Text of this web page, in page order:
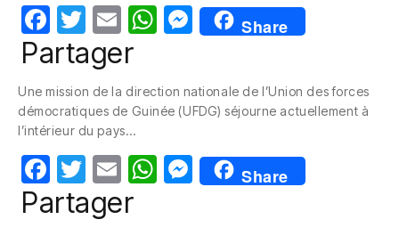
F
a
e
b
o
o
k
T
w
itt
er
E
m
W
s
p
p
M
e
e
g
er
Share
Partager
Une mission de la direction nationale de l’Union des forces
démocratiques de Guinée (UFDG) séjourne actuellement à
l’intérieur du pays…
F
a
T
w
itt
E
m
W M
e
Share
Partager